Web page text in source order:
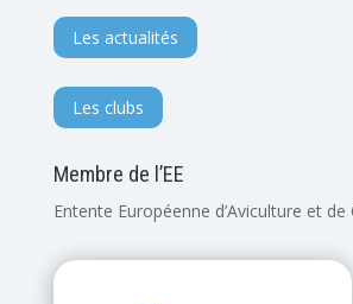
Les actualités
Les clubs
Membre de l’EE
Entente Européenne d’Aviculture et de